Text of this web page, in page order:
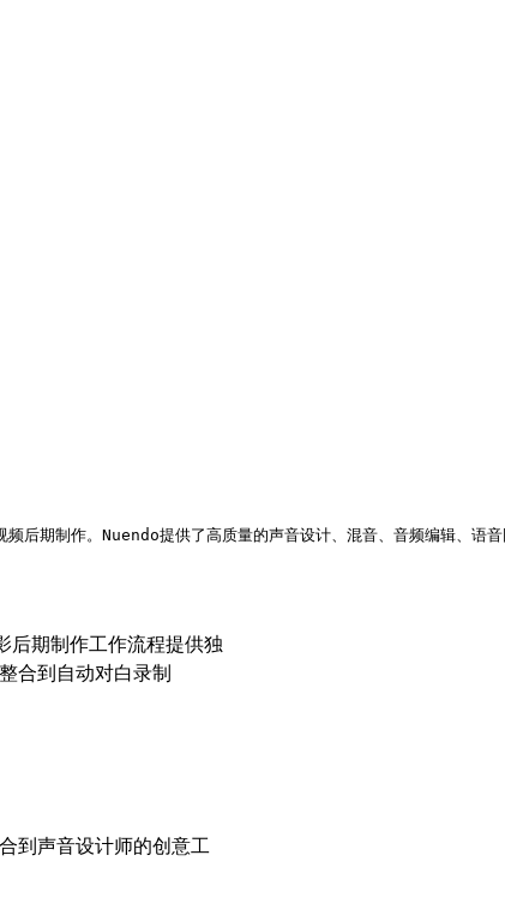
制作。Nuendo提供了高质量的声音设计、混音、音频编辑、语
期制作工作流程提供独
合到自动对白录制
到声音设计师的创意工